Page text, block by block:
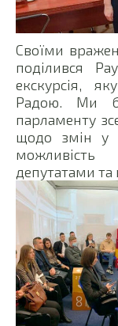
Своїми
поділився
екскурсія,
Радою. Ми
парламенту
щодо змін у
депутатами та